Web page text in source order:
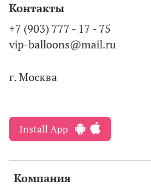
Компания
Контакты
+7 (903) 777 - 17 - 75
vip-balloons@mail.ru
г. Москва
Install App